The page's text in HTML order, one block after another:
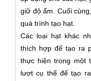
giữ độ ẩm. Cuối
quá trình tạo hạt.
Các loại hạt khác
thích hợp để tạo ra
thực hiện trong một
lượt cụ thể để tạo